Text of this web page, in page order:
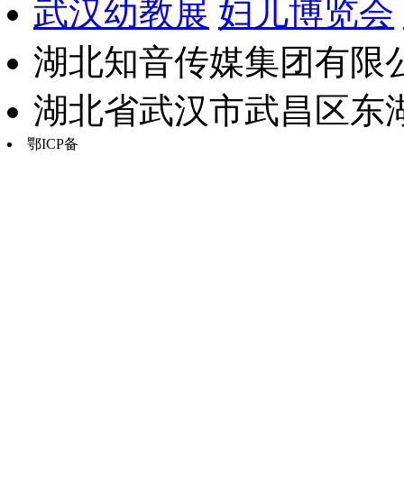
武汉幼教展 妇儿博览会
湖北知音传媒集团有限
湖北省武汉市武昌区东
鄂ICP备